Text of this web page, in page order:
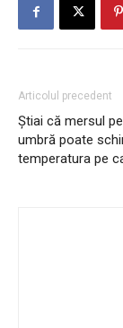
Articolul precedent
Știai că mersul
umbră poate
temperatura pe